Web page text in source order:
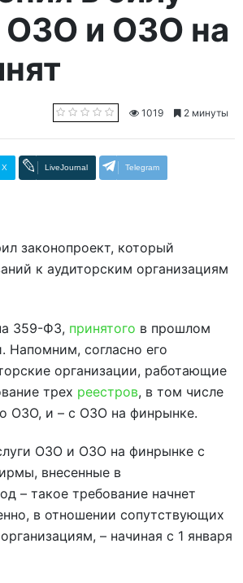
ОЗО и ОЗО на
1019 2 минуты
X LiveJournal Telegram
законопроект, который
к аудиторским организациям
359-ФЗ, принятого в прошлом
Напомним, согласно его
организации, работающие
трех реестров, в том числе
ОЗО, и – с ОЗО на финрынке.
ОЗО и ОЗО на финрынке с
внесенные в
– такое требование начнет
в отношении сопутствующих
– начиная с 1 января